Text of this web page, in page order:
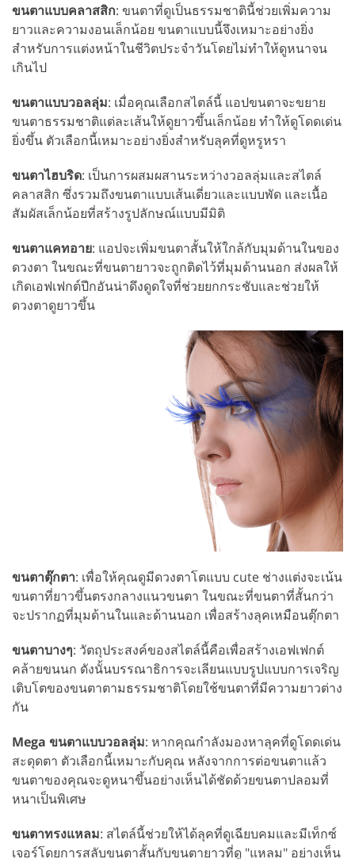
ขนตาแบบคลาสสิก: ขนตาที่ดูเป็นธรรมชาตินี้ช่วยเพิ่มความ
ยาวและความงอนเล็กน้อย ขนตาแบบนี้จึงเหมาะอย่างยิ่ง
สำหรับการแต่งหน้าในชีวิตประจำวันโดยไม่ทำให้ดูหนาจน
เกินไป
ขนตาแบบวอลลุ่ม: เมื่อคุณเลือกสไตล์นี้ แอปขนตาจะขยาย
ขนตาธรรมชาติแต่ละเส้นให้ดูยาวขึ้นเล็กน้อย ทำให้ดูโดดเด่น
ยิ่งขึ้น ตัวเลือกนี้เหมาะอย่างยิ่งสำหรับลุคที่ดูหรูหรา
ขนตาไฮบริด: เป็นการผสมผสานระหว่างวอลลุ่มและสไตล์
คลาสสิก ซึ่งรวมถึงขนตาแบบเส้นเดี่ยวและแบบพัด และเนื้อ
สัมผัสเล็กน้อยที่สร้างรูปลักษณ์แบบมีมิติ
ขนตาแคทอาย: แอปจะเพิ่มขนตาสั้นให้ใกล้กับมุมด้านในของ
ดวงตา ในขณะที่ขนตายาวจะถูกติดไว้ที่มุมด้านนอก ส่งผลให้
เกิดเอฟเฟกต์ปีกอันน่าดึงดูดใจที่ช่วยยกกระชับและช่วยให้
ดวงตาดูยาวขึ้น
ขนตาตุ๊กตา: เพื่อให้คุณดูมีดวงตาโตแบบ cute ช่างแต่งจะเน้น
ขนตาที่ยาวขึ้นตรงกลางแนวขนตา ในขณะที่ขนตาที่สั้นกว่า
จะปรากฏที่มุมด้านในและด้านนอก เพื่อสร้างลุคเหมือนตุ๊กตา
ขนตาบางๆ: วัตถุประสงค์ของสไตล์นี้คือเพื่อสร้างเอฟเฟกต์
คล้ายขนนก ดังนั้นบรรณาธิการจะเลียนแบบรูปแบบการเจริญ
เติบโตของขนตาตามธรรมชาติโดยใช้ขนตาที่มีความยาวต่าง
กัน
Mega ขนตาแบบวอลลุ่ม: หากคุณกำลังมองหาลุคที่ดูโดดเด่น
สะดุดตา ตัวเลือกนี้เหมาะกับคุณ หลังจากการต่อขนตาแล้ว
ขนตาของคุณจะดูหนาขึ้นอย่างเห็นได้ชัดด้วยขนตาปลอมที่
หนาเป็นพิเศษ
ขนตาทรงแหลม: สไตล์นี้ช่วยให้ได้ลุคที่ดูเฉียบคมและมีเท็กซ์
เจอร์โดยการสลับขนตาสั้นกับขนตายาวที่ดู "แหลม" อย่างเห็น